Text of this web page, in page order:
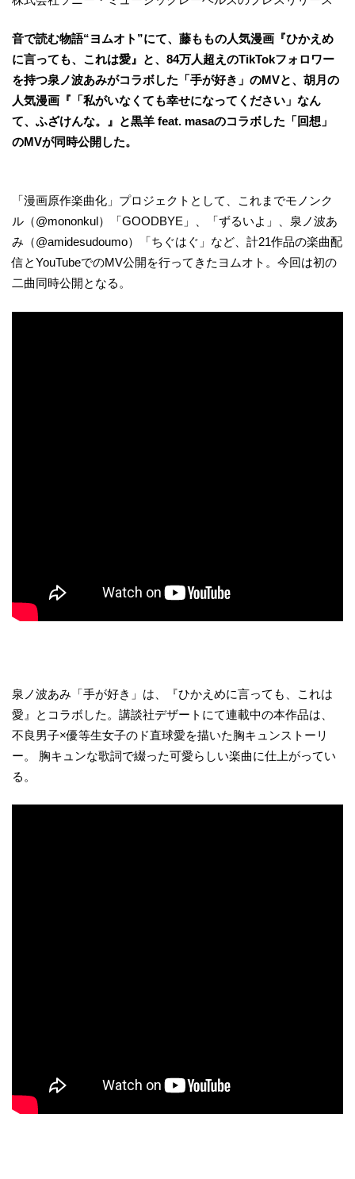
音で読む物語“ヨムオト”にて、藤ももの人気漫画『ひかえめ
に言っても、これは愛』と、84万人超えのTikTokフォロワー
を持つ泉ノ波あみがコラボした「手が好き」のMVと、胡月の
人気漫画『「私がいなくても幸せになってください」なん
て、ふざけんな。』と黒羊 feat. masaのコラボした「回想」
のMVが同時公開した。
「漫画原作楽曲化」プロジェクトとして、これまでモノンク
ル（@mononkul）「GOODBYE」、「ずるいよ」、泉ノ波あ
み（@amidesudoumo）「ちぐはぐ」など、計21作品の楽曲配
信とYouTubeでのMV公開を行ってきたヨムオト。今回は初の
二曲同時公開となる。
泉ノ波あみ「手が好き」は、『ひかえめに言っても、これは
愛』とコラボした。講談社デザートにて連載中の本作品は、
不良男子×優等生女子のド直球愛を描いた胸キュンストーリ
ー。 胸キュンな歌詞で綴った可愛らしい楽曲に仕上がってい
る。